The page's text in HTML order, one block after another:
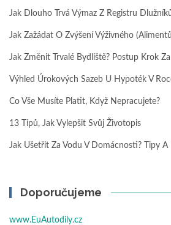
Jak Dlouho Trvá Výmaz Z Registru
Jak Zažádat O Zvýšení Výživného
Jak Změnit Trvalé Bydliště? Postup Krok
Výhled Úrokových Sazeb U Hypoték V
Co Vše Musíte Platit, Když Nepracujete?
13 Tipů, Jak Vylepšit Svůj Životopis
Jak Ušetřit Za Vodu V Domácnosti? Tipy A
Doporučujeme
www.EuAutodily.cz